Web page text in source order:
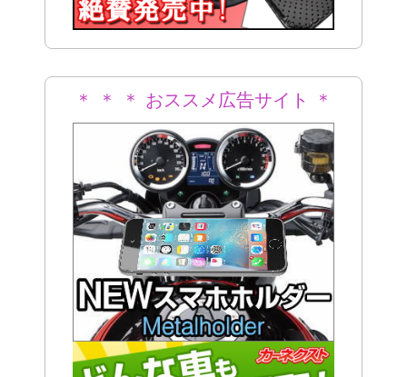
＊ ＊ ＊ おススメ広告サイト ＊
＊ ＊